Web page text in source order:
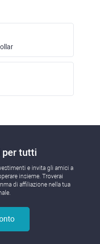
per tutti
e invita gli amici a
insieme. Troverai
di affiliazione nella tua